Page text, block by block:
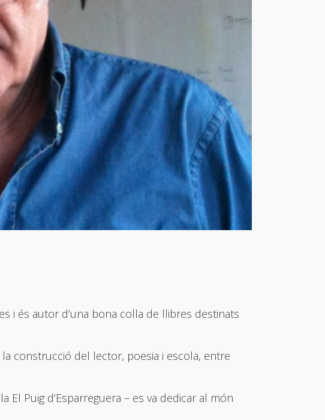
i és autor d’una bona colla de llibres destinats
construcció del lector, poesia i escola, entre
Puig d’Esparreguera – es va dedicar al món